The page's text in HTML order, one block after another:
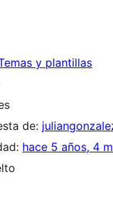
y plantillas
de:
hace 5 años, 4